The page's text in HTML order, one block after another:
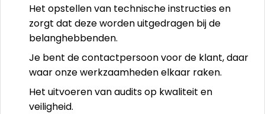
Het opstellen van technische instructies en
zorgt dat deze worden uitgedragen bij de
belanghebbenden.
Je bent de contactpersoon voor de klant, daar
waar onze werkzaamheden elkaar raken.
Het uitvoeren van audits op kwaliteit en
veiligheid.